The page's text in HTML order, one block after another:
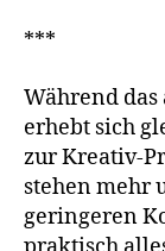
***
Während
erhebt sich
zur Kreativ-
stehen mehr
geringeren